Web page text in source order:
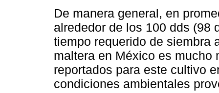
De manera general, en
alrededor de los 100 dds (98
tiempo requerido de siembra
maltera en México es mucho
reportados para este cultivo
condiciones ambientales